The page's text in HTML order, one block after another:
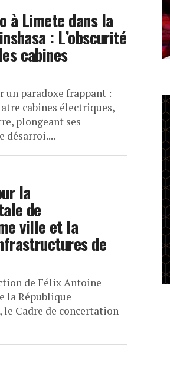
à Limete dans la
: L’obscurité
cabines
paradoxe frappant :
cabines électriques,
plongeant ses
désarroi....
la
de
ville et la
de
de Félix Antoine
la République
Cadre de concertation